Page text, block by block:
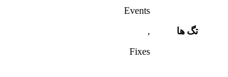
تگ ها
Events
,
Fixes